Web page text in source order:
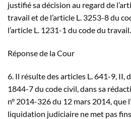
justifié sa décision au regard de
travail et de l’article L. 3253-8 du
l’article L. 1231-1 du code du
Réponse de la Cour
6. Il résulte des articles L. 641-9, II,
1844-7 du code civil, dans sa
n° 2014-326 du 12 mars 2014, que
liquidation judiciaire ne met pas